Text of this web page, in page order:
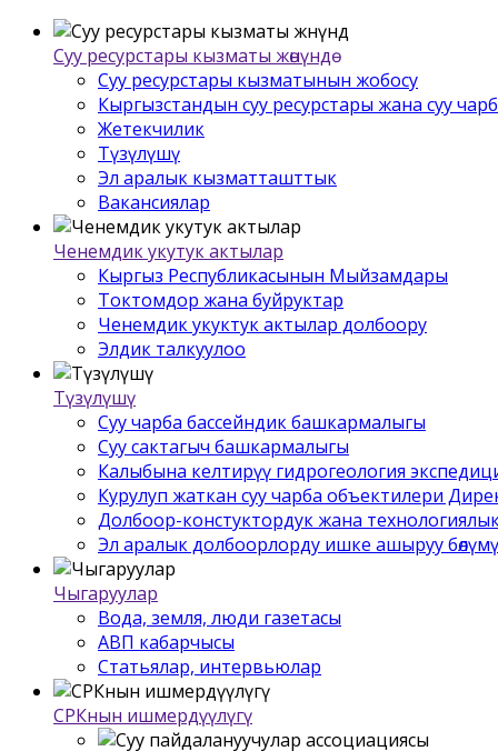
Суу ресурстары кызматы жѳнүндѳ
Суу ресурстары кызматынын жобосу
Кыргызстандын суу ресурстары жана суу
Жетекчилик
Түзүлүшү
Эл аралык кызматташттык
Вакансиялар
Ченемдик укутук актылар
Кыргыз Республикасынын Мыйзамдары
Токтомдор жана буйруктар
Ченемдик укуктук актылар долбоору
Элдик талкуулоо
Түзүлүшү
Суу чарба бассейндик башкармалыгы
Суу сактагыч башкармалыгы
Калыбына келтирүү гидрогеология
Курулуп жаткан суу чарба объектилери
Долбоор-констуктордук жана
Эл аралык долбоорлорду ишке ашыруу бѳлүмү
Чыгаруулар
Вода, земля, люди газетасы
АВП кабарчысы
Статьялар, интервьюлар
СРКнын ишмердүүлүгү